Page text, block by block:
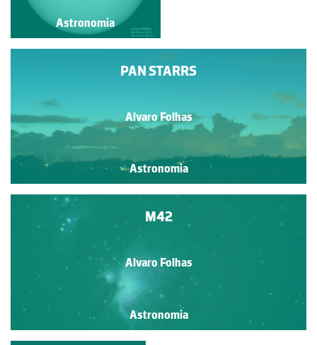
Astronomia
PAN STARRS
Alvaro Folhas
Astronomia
M42
Alvaro Folhas
Astronomia
Astronomia